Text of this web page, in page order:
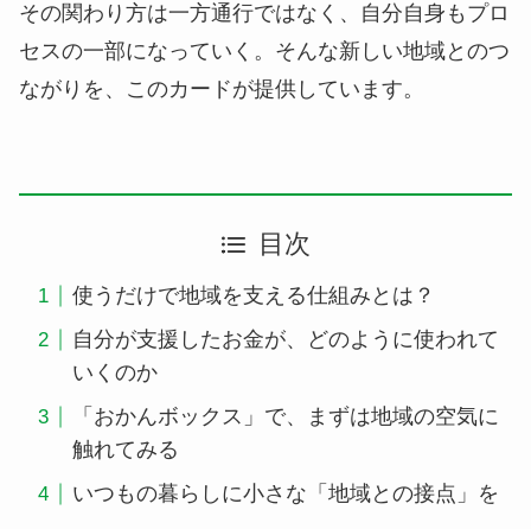
その関わり方は一方通行ではなく、自分自身もプロ
セスの一部になっていく。そんな新しい地域とのつ
ながりを、このカードが提供しています。
目次
使うだけで地域を支える仕組みとは？
自分が支援したお金が、どのように使われて
いくのか
「おかんボックス」で、まずは地域の空気に
触れてみる
いつもの暮らしに小さな「地域との接点」を